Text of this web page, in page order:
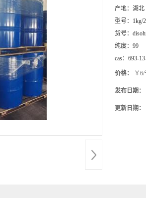
产地： 湖北
型号： 1kg/
货号：
纯度： 99
cas： 693-
价格： ￥
发布日期：
更新日期：